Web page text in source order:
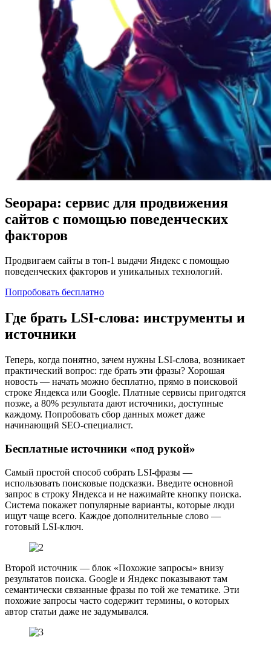
Seopapa: сервис для продвижения
сайтов с помощью поведенческих
факторов
Продвигаем сайты в топ-1 выдачи Яндекс с помощью
поведенческих факторов и уникальных технологий.
Попробовать бесплатно
Где брать LSI-слова: инструменты и
источники
Теперь, когда понятно, зачем нужны LSI-слова, возникает
практический вопрос: где брать эти фразы? Хорошая
новость — начать можно бесплатно, прямо в поисковой
строке Яндекса или Google. Платные сервисы пригодятся
позже, а 80% результата дают источники, доступные
каждому. Попробовать сбор данных может даже
начинающий SEO-специалист.
Бесплатные источники «под рукой»
Самый простой способ собрать LSI-фразы —
использовать поисковые подсказки. Введите основной
запрос в строку Яндекса и не нажимайте кнопку поиска.
Система покажет популярные варианты, которые люди
ищут чаще всего. Каждое дополнительные слово —
готовый LSI-ключ.
Второй источник — блок «Похожие запросы» внизу
результатов поиска. Google и Яндекс показывают там
семантически связанные фразы по той же тематике. Эти
похожие запросы часто содержит термины, о которых
автор статьи даже не задумывался.